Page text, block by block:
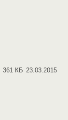
361 КБ 23.03.2015